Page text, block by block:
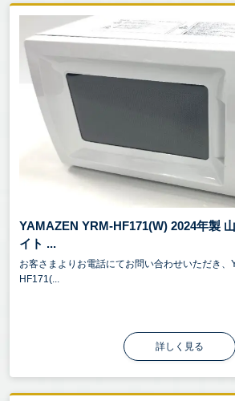
YAMAZEN YRM-HF171(W) 2024年製
イト ...
お客さまよりお電話にてお問い合わせいただき、
HF171(...
詳しく見る